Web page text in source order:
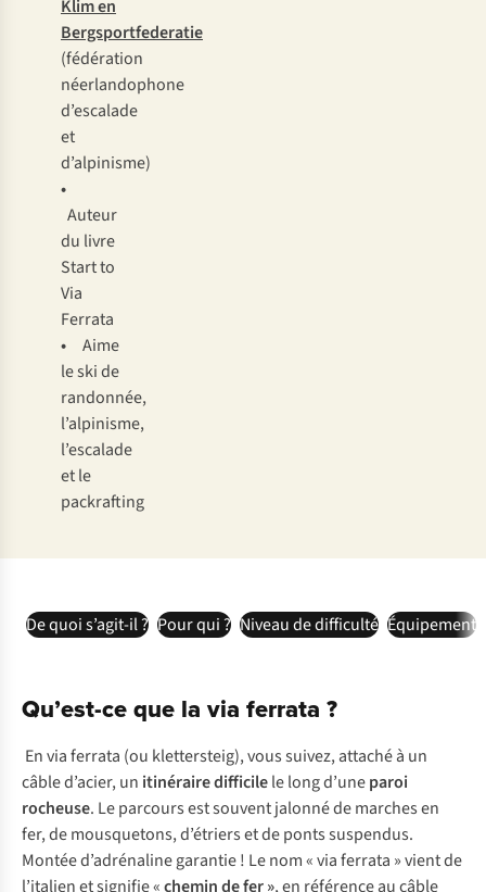
Klim en
Bergsportfederatie
(fédération
néerlandophone
d’escalade
et
d’alpinisme)
•
Auteur
du livre
Start to
Via
Ferrata
•
Aime
le ski de
randonnée,
l’alpinisme,
l’escalade
et le
packrafting
De quoi s’agit-il ? Pour qui ? Niveau de difficulté Équipement
Qu’est-ce que la via ferrata ?
En via ferrata (ou klettersteig), vous suivez, attaché à un
câble d’acier, un itinéraire difficilele long d’uneparoi
rocheuse. Le parcours est souvent jalonné de marches en
fer, de mousquetons, d’étriers et de ponts suspendus.
Montée d’adrénaline garantie ! Le nom « via ferrata » vient de
l’italien et signifie «chemin de fer », en référence au câble